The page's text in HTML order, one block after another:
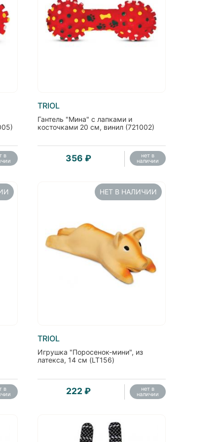
в
TRIOL
Гантель "Мина" с лапками и
косточками 20 см, винил (721002)
356 ₽ нет в
наличии
в
НЕТ В НАЛИЧИИ
TRIOL
Игрушка "Поросенок-мини", из
латекса, 14 см (LT156)
222 ₽ нет в
наличии